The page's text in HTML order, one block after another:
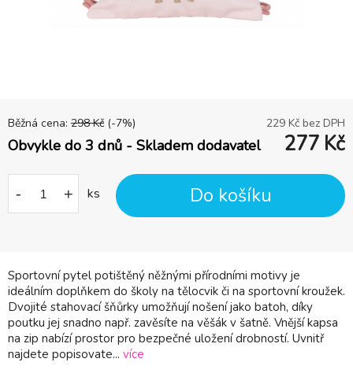
Sportovní pytel potištěný něžnými přírodními motivy je
ideálním doplňkem do školy na tělocvik či na sportovní kroužek.
Dvojité stahovací šňůrky umožňují nošení jako batoh, díky
poutku jej snadno např. zavěsíte na věšák v šatně. Vnější kapsa
na zip nabízí prostor pro bezpečné uložení drobností. Uvnitř
najdete popisovate... více
Běžná cena: 298 Kč (-7%) 229 Kč bez DPH
Obvykle do 3 dnů - Skladem dodavatel 277 Kč
- + ks Do košíku